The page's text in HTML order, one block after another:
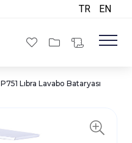
TR EN
P751 Lıbra Lavabo Bataryası